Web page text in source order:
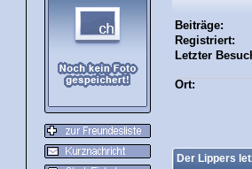
Beiträge:
Registriert:
Letzter
Ort:
Der Lippers